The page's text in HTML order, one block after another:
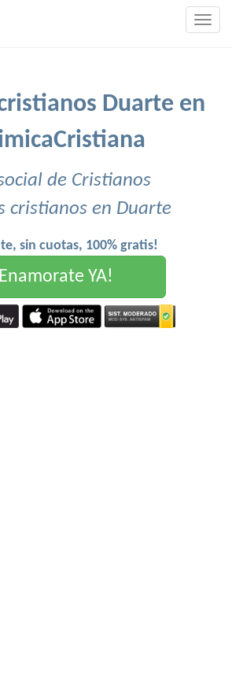
Duarte en
de Cristianos
cristianos en Duarte
sin cuotas, 100% gratis!
Enamorate YA!